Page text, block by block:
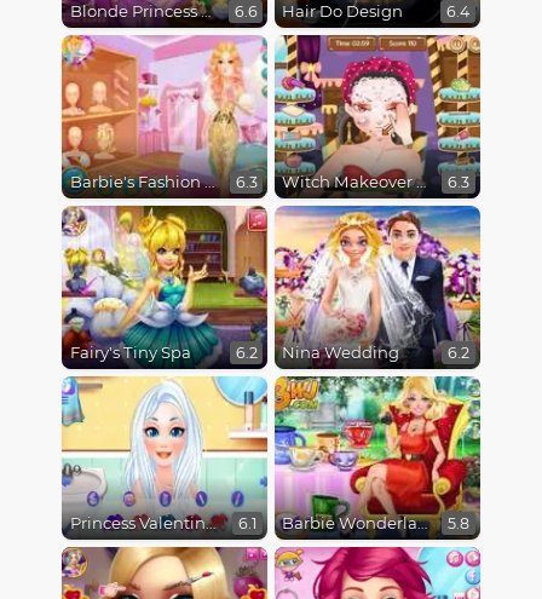
Blonde Princess Spa Day 6.6 Hair Do Design 6.4
Barbie's Fashion Startup 6.3 Witch Makeover by Hansel and Gretel 6.3
Fairy's Tiny Spa 6.2 Nina Wedding 6.2
Princess Valentine's Day Catfish 6.1 Barbie Wonderland Looks 5.8